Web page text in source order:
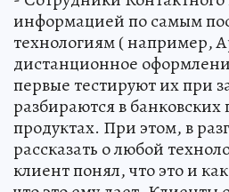
информацией по самым
технологиям ( например,
дистанционное
первые тестируют их при
разбираются в банковских
продуктах. При этом, в
рассказать о любой
клиент понял, что это и